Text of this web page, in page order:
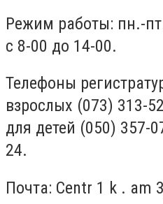
Режим работы: пн.-
с 8-00 до 14-00.
Телефоны
взрослых (073) 313-
для детей (050) 357-
24.
Почта: Centr 1 k . am